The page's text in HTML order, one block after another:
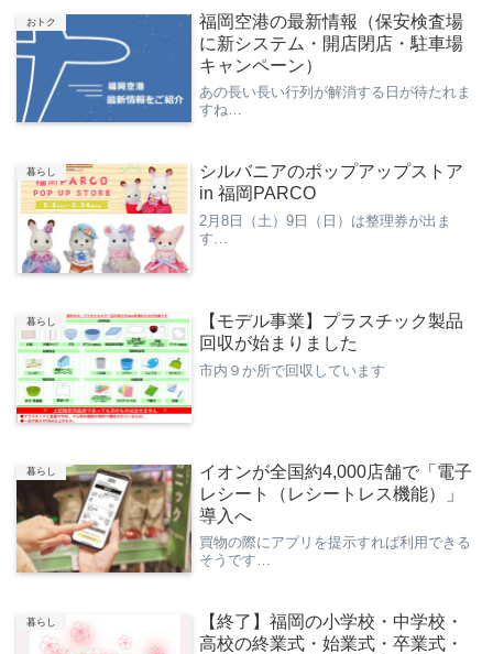
おトク
福岡空港の最新情報（保安検査場
に新システム・開店閉店・駐車場
キャンペーン）
あの長い長い行列が解消する日が待たれま
すね…
暮らし
シルバニアのポップアップストア
in 福岡PARCO
2月8日（土）9日（日）は整理券が出ま
す…
暮らし
【モデル事業】プラスチック製品
回収が始まりました
市内９か所で回収しています
暮らし
イオンが全国約4,000店舗で「電子
レシート（レシートレス機能）」
導入へ
買物の際にアプリを提示すれば利用できる
そうです…
暮らし
【終了】福岡の小学校・中学校・
高校の終業式・始業式・卒業式・